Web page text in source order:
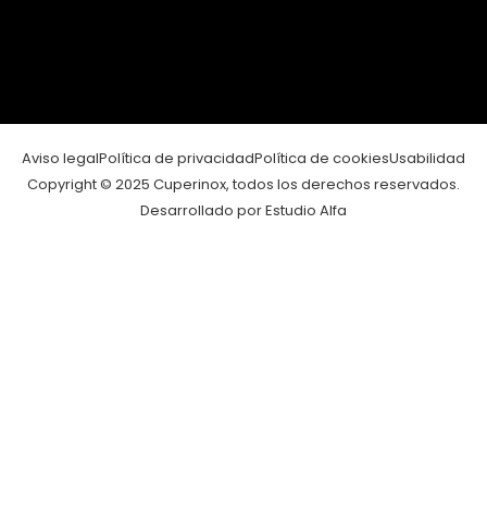
Aviso legalPolítica de privacidadPolítica de cookiesUsabilidad
Copyright © 2025 Cuperinox, todos los derechos reservados.
Desarrollado por Estudio Alfa